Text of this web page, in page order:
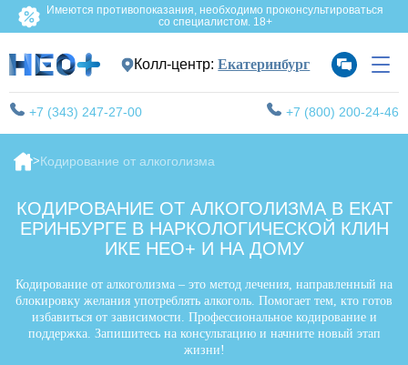
Имеются противопоказания, необходимо проконсультироваться
со специалистом. 18+
Колл-центр:Екатеринбург
+7 (343) 247-27-00 +7 (800) 200-24-46
Кодирование от алкоголизма
КОДИРОВАНИЕ ОТ АЛКОГОЛИЗМА В ЕКАТ
ЕРИНБУРГЕ В НАРКОЛОГИЧЕСКОЙ КЛИН
ИКЕ НЕО+ И НА ДОМУ
Кодирование от алкоголизма – это метод лечения, направленный на
блокировку желания употреблять алкоголь. Помогает тем, кто готов
избавиться от зависимости. Профессиональное кодирование и
поддержка. Запишитесь на консультацию и начните новый этап
жизни!